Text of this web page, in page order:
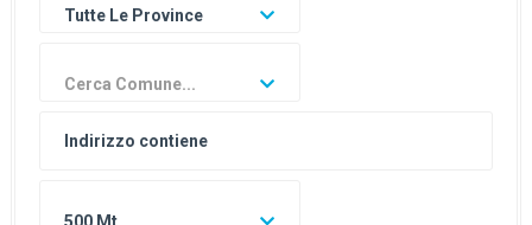
Tutte Le Province
Cerca Comune...